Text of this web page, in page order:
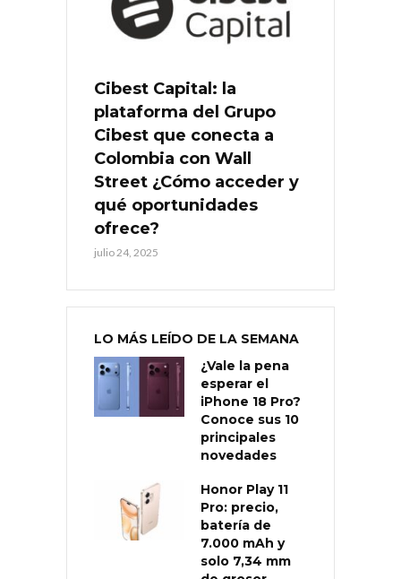
Cibest Capital: la
plataforma del Grupo
Cibest que conecta a
Colombia con Wall
Street ¿Cómo acceder y
qué oportunidades
ofrece?
julio 24, 2025
LO MÁS LEÍDO DE LA SEMANA
¿Vale la pena
esperar el
iPhone 18 Pro?
Conoce sus 10
principales
novedades
Honor Play 11
Pro: precio,
batería de
7.000 mAh y
solo 7,34 mm